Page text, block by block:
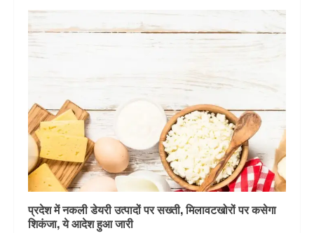
प्रदेश में नकली डेयरी उत्पादों पर सख्ती, मिलावटखोरों पर कसेगा
शिकंजा, ये आदेश हुआ जारी